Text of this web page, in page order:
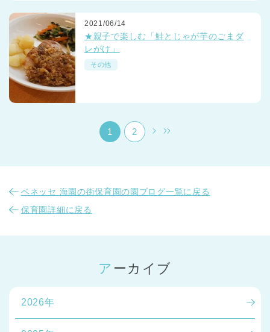
千葉県
埼玉県
兵庫県 兵庫県 全域
2021/06/14
★親子で楽しむ「鮭とじゃが芋のごまダ
レがけ」
その他
1 2
ベネッセ 海園の街保育園の園ブログ一覧に戻る
保育園詳細に戻る
アーカイブ
2026年